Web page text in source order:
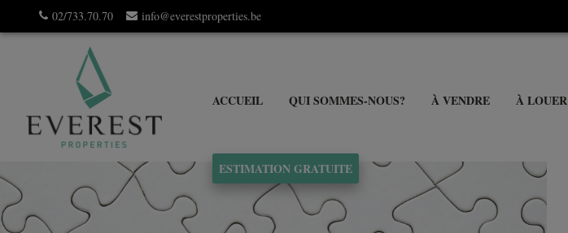
02/733.70.70 info@everestproperties.be
ACCUEIL QUI SOMMES-NOUS? À VENDRE À LOUER
ESTIMATION GRATUITE